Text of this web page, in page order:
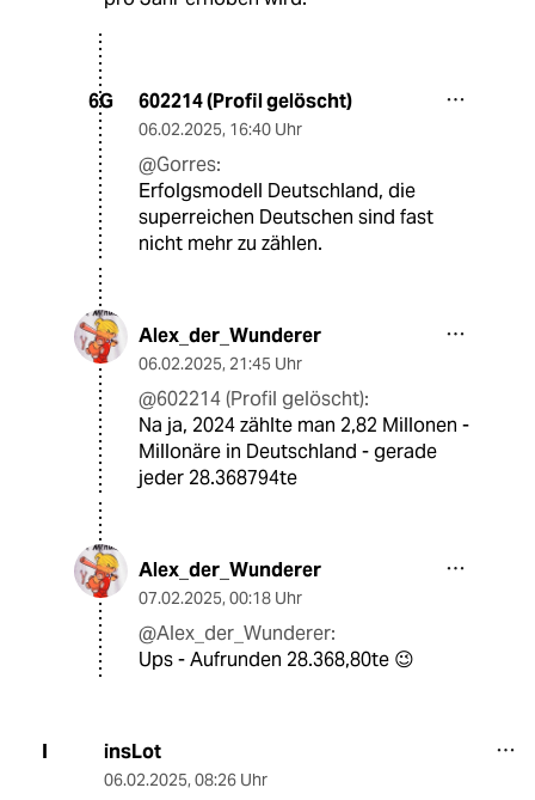
6G 602214 (Profil gelöscht)
06.02.2025, 16:40 Uhr
@Gorres:
Erfolgsmodell Deutschland, die
superreichen Deutschen sind fast
nicht mehr zu zählen.
Alex_der_Wunderer
06.02.2025, 21:45 Uhr
@602214 (Profil gelöscht):
Na ja, 2024 zählte man 2,82 Millonen -
Millonäre in Deutschland - gerade
jeder 28.368794te
Alex_der_Wunderer
07.02.2025, 00:18 Uhr
@Alex_der_Wunderer:
Ups - Aufrunden 28.368,80te 😉
I insLot
06.02.2025, 08:26 Uhr